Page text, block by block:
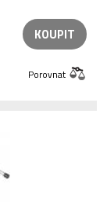
KOUPIT
Porovnat